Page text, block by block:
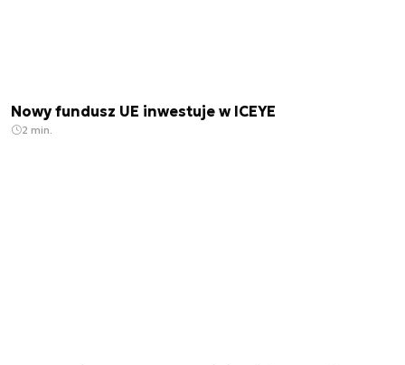
Nowy fundusz UE inwestuje w ICEYE
2 min.